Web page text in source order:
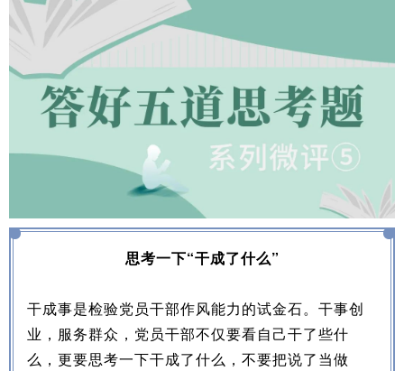
思考一下“干成了什么”
干成事是检验党员干部作风能力的试金石。干事创
业，服务群众，党员干部不仅要看自己干了些什
么，更要思考一下干成了什么，不要把说了当做